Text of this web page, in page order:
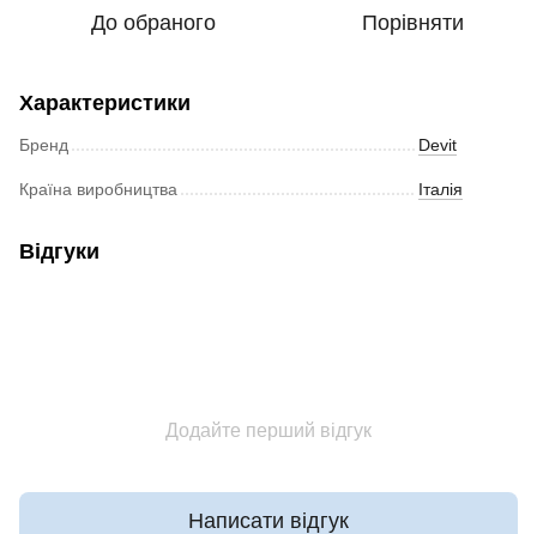
До обраного Порівняти
Характеристики
Бренд Devit
Країна виробництва Італія
Відгуки
Додайте перший відгук
Написати відгук